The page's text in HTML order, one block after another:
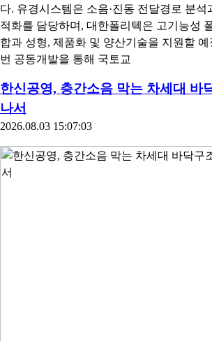
다. 유경시스템은 소음·진동 전달경로 분석
적화를 담당하며, 대한폴리텍은 고기능성
합과 성형, 제품화 및 양산기술을 지원할 예
번 공동개발을 통해 국토교
한신공영, 층간소음 막는 차세대 바
나서
2026.08.03 15:07:03